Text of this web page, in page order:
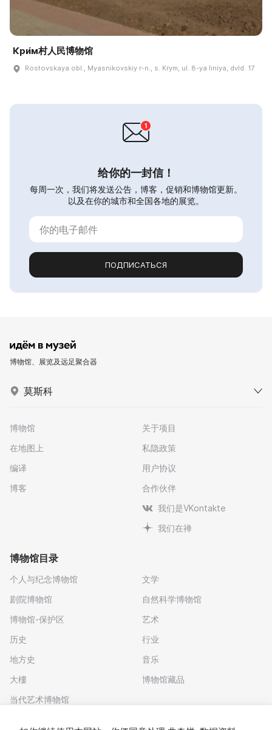
Кри́м村人民博物馆
Rostovskaya obl., Myasnikovskiy r-n., s. Krym, ul. 8-ya liniya, dvld. 17
给你的一封信！
每周一次，我们将发送公告，博客，促销和博物馆更新。
以及在你的城市和全国各地的展览。
ПОДПИСАТЬСЯ
博物馆、展览及远足聚合器
莫斯科
博物馆
在地图上
编译
博客
关于项目
私隐政策
用户协议
合作伙伴
我们是VKontakte
我们在禅
博物馆目录
个人与纪念博物馆
剧院博物馆
博物馆-保护区
历史
地方史
大樓
当代艺术博物馆
文学
自然科学博物馆
艺术
行业
音乐
博物馆藏品